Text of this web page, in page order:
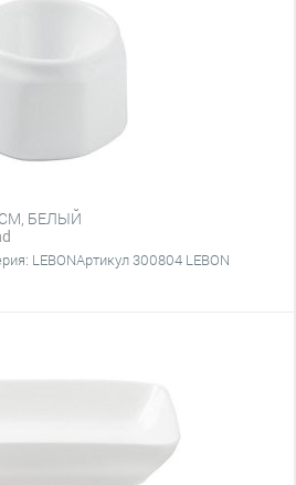
БЕЛЫЙ
LEBONАртикул 300804 LEBON